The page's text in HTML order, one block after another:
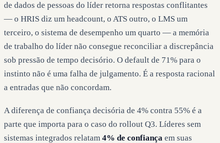
de dados de pessoas do líder retorna respostas conflitantes
— o HRIS diz um headcount, o ATS outro, o LMS um
terceiro, o sistema de desempenho um quarto — a memória
de trabalho do líder não consegue reconciliar a discrepância
sob pressão de tempo decisório. O default de 71% para o
instinto não é uma falha de julgamento. É a resposta racional
a entradas que não concordam.
A diferença de confiança decisória de 4% contra 55% é a
parte que importa para o caso do rollout Q3. Líderes sem
sistemas integrados relatam 4% de confiança em suas